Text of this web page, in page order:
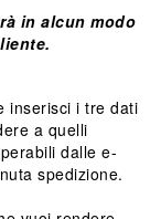
in alcun modo
inserisci i tre dati
a quelli
dalle e-
spedizione.